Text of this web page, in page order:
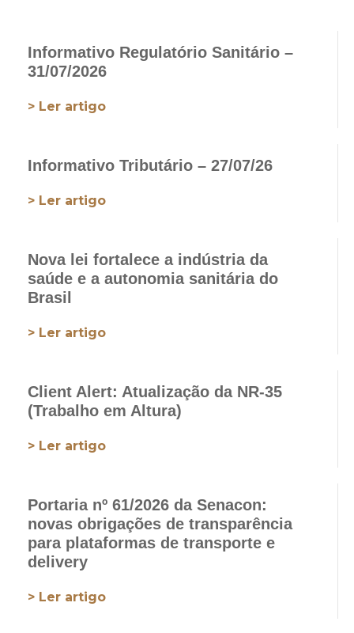
Informativo Regulatório Sanitário –
31/07/2026
> Ler artigo
Informativo Tributário – 27/07/26
> Ler artigo
Nova lei fortalece a indústria da
saúde e a autonomia sanitária do
Brasil
> Ler artigo
Client Alert: Atualização da NR-35
(Trabalho em Altura)
> Ler artigo
Portaria nº 61/2026 da Senacon:
novas obrigações de transparência
para plataformas de transporte e
delivery
> Ler artigo